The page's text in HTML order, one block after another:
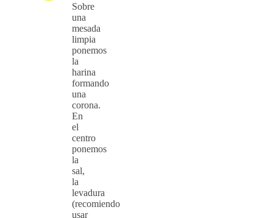
Sobre
una
mesada
limpia
ponemos
la
harina
formando
una
corona.
En
el
centro
ponemos
la
sal,
la
levadura
(recomiendo
usar